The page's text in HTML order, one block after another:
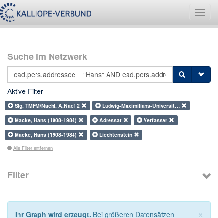
Suche im Netzwerk
Aktive Filter
Slg. TMFM/Nachl. A.Naef 2
Ludwig-Maximilians-Universit…
Macke, Hans (1908-1984)
Adressat
Verfasser
Macke, Hans (1908-1984)
Liechtenstein
Alle Filter entfernen
Filter
×
Ihr Graph wird erzeugt. Bei größeren Datensätzen